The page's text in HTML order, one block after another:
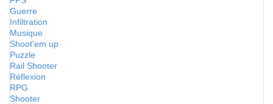
Guerre
Infiltration
Musique
Shoot'em up
Puzzle
Rail Shooter
Réflexion
RPG
Shooter